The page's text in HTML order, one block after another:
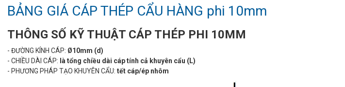
BẢNG GIÁ CÁP THÉP CẨU HÀNG phi 10mm
THÔNG SỐ KỸ THUẬT CÁP THÉP PHI 10MM
- ĐƯỜNG KÍNH CÁP: Ø10mm (d)
- CHIỀU DÀI CÁP: là tổng chiều dài cáp tính cả khuyên cẩu (L)
- PHƯƠNG PHÁP TẠO KHUYÊN CẨU: tết cáp/ép nhôm